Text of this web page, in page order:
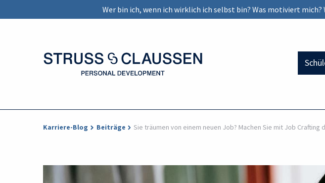
Wer bin ich, wenn ich wirklich ich selbst bin? Was motiviert
Karriere-Blog Beiträge Sie träumen von einem neuen Job? Machen Sie mit Job